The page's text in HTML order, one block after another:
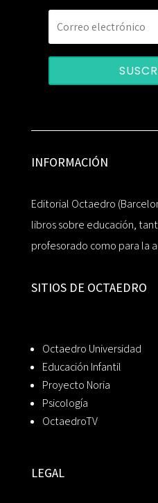
INFORMACIÓN
Editorial Octaedro
libros sobre educación,
profesorado como para la
SITIOS DE OCTAEDRO
Octaedro Universidad
Educación Infantil
Proyecto Noria
Psicología
OctaedroTV
LEGAL